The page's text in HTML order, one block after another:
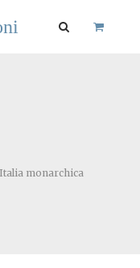
monarchica